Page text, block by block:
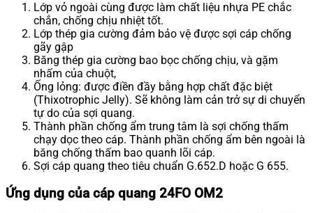
Lớp vỏ ngoài cùng được làm chất liệu nhựa PE chắc
chắn, chống chịu nhiệt tốt.
Lớp thép gia cường đảm bảo vệ được sợi cáp chống
gãy gập
Băng thép gia cường bao bọc chống chịu, và gặm
nhấm của chuột,
Ống lỏng: được điền đầy bằng hợp chất đặc biệt
(Thixotrophic Jelly). Sẽ không làm cản trở sự di chuyển
tự do của sợi quang.
Thành phần chống ẩm trung tâm là sợi chống thấm
chạy dọc theo cáp. Thành phần chống ẩm bên ngoài là
băng chống thấm bao quanh lõi cáp.
Sợi cáp quang theo tiêu chuẩn G.652.D hoặc G 655.
Ứng dụng của cáp quang 24FO OM2